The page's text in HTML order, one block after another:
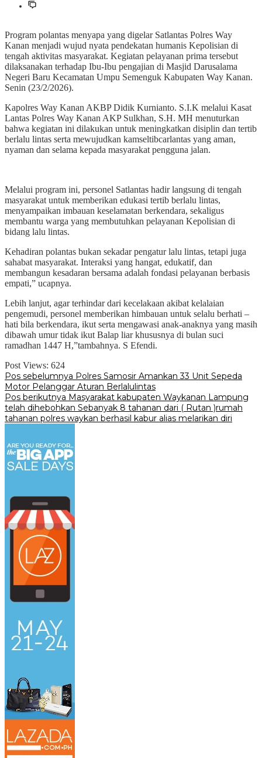
Program polantas menyapa yang digelar Satlantas Polres Way
Kanan menjadi wujud nyata pendekatan humanis Kepolisian di
tengah aktivitas masyarakat. Kegiatan pelayanan prima tersebut
dilaksanakan terhadap Ibu-Ibu pengajian di Masjid Darusalama
Negeri Baru Kecamatan Umpu Semenguk Kabupaten Way Kanan.
Senin (23/2/2026).
Kapolres Way Kanan AKBP Didik Kurnianto. S.I.K melalui Kasat
Lantas Polres Way Kanan AKP Sulkhan, S.H. MH menuturkan
bahwa kegiatan ini dilakukan untuk meningkatkan disiplin dan tertib
berlalu lintas serta mewujudkan kamseltibcarlantas yang aman,
nyaman dan selama kepada masyarakat pengguna jalan.
Melalui program ini, personel Satlantas hadir langsung di tengah
masyarakat untuk memberikan edukasi tertib berlalu lintas,
menyampaikan imbauan keselamatan berkendara, sekaligus
membantu warga yang membutuhkan pelayanan Kepolisian di
bidang lalu lintas.
Kehadiran polantas bukan sekadar pengatur lalu lintas, tetapi juga
sahabat masyarakat. Interaksi yang hangat, edukatif, dan
membangun kesadaran bersama adalah fondasi pelayanan berbasis
empati,” ucapnya.
Lebih lanjut, agar terhindar dari kecelakaan akibat kelalaian
pengemudi, personel memberikan himbauan untuk selalu berhati –
hati bila berkendara, ikut serta mengawasi anak-anaknya yang masih
dibawah umur tidak ikut Balap liar khususnya di bulan suci
ramadhan 1447 H,”tambahnya. S Efendi.
Post Views: 624
Navigasi
pos
Pos sebelumnya Polres Samosir Amankan 33 Unit Sepeda
Motor Pelanggar Aturan Berlalulintas
Pos berikutnya Masyarakat kabupaten Waykanan Lampung
telah dihebohkan Sebanyak 8 tahanan dari ( Rutan )rumah
tahanan polres waykan berhasil kabur alias melarikan diri